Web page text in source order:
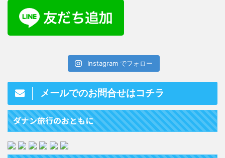
Instagram でフォロー
メールでのお問合せはコチラ
ダナン旅行のおともに